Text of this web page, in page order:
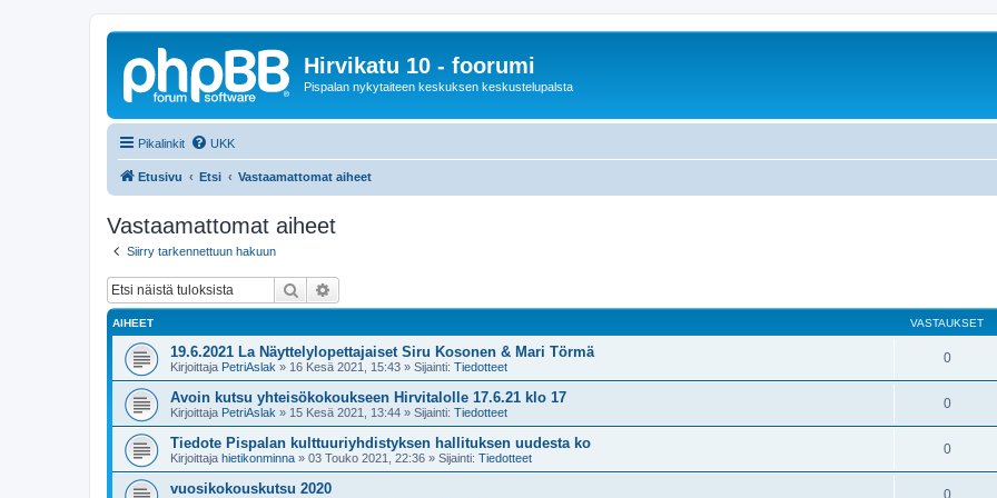
Hirvikatu 10 - foorumi
Pispalan nykytaiteen keskuksen keskustelupalsta
Pikalinkit UKK
Etusivu Etsi Vastaamattomat aiheet
Vastaamattomat aiheet
Siirry tarkennettuun hakuun
Etsi
AIHEET VASTAUKSET
19.6.2021 La Näyttelylopettajaiset Siru Kosonen & Mari Törmä
Kirjoittaja PetriAslak » 16 Kesä 2021, 15:43 » Sijainti: Tiedotteet
0
Avoin kutsu yhteisökokoukseen Hirvitalolle 17.6.21 klo 17
Kirjoittaja PetriAslak » 15 Kesä 2021, 13:44 » Sijainti: Tiedotteet
0
Tiedote Pispalan kulttuuriyhdistyksen hallituksen uudesta ko
Kirjoittaja hietikonminna » 03 Touko 2021, 22:36 » Sijainti: Tiedotteet
0
vuosikokouskutsu 2020 0